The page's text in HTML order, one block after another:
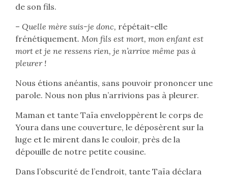
de son fils.
– Quelle mère suis-je donc, répétait-elle
frénétiquement. Mon fils est mort, mon enfant est
mort et je ne ressens rien, je n’arrive même pas à
pleurer !
Nous étions anéantis, sans pouvoir prononcer une
parole. Nous non plus n’arrivions pas à pleurer.
Maman et tante Taïa enveloppèrent le corps de
Youra dans une couverture, le déposèrent sur la
luge et le mirent dans le couloir, près de la
dépouille de notre petite cousine.
Dans l’obscurité de l’endroit, tante Taïa déclara